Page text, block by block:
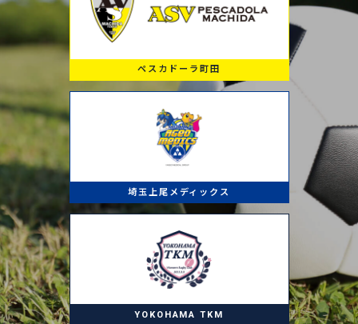
ペスカドーラ町田
埼玉上尾メディックス
YOKOHAMA TKM